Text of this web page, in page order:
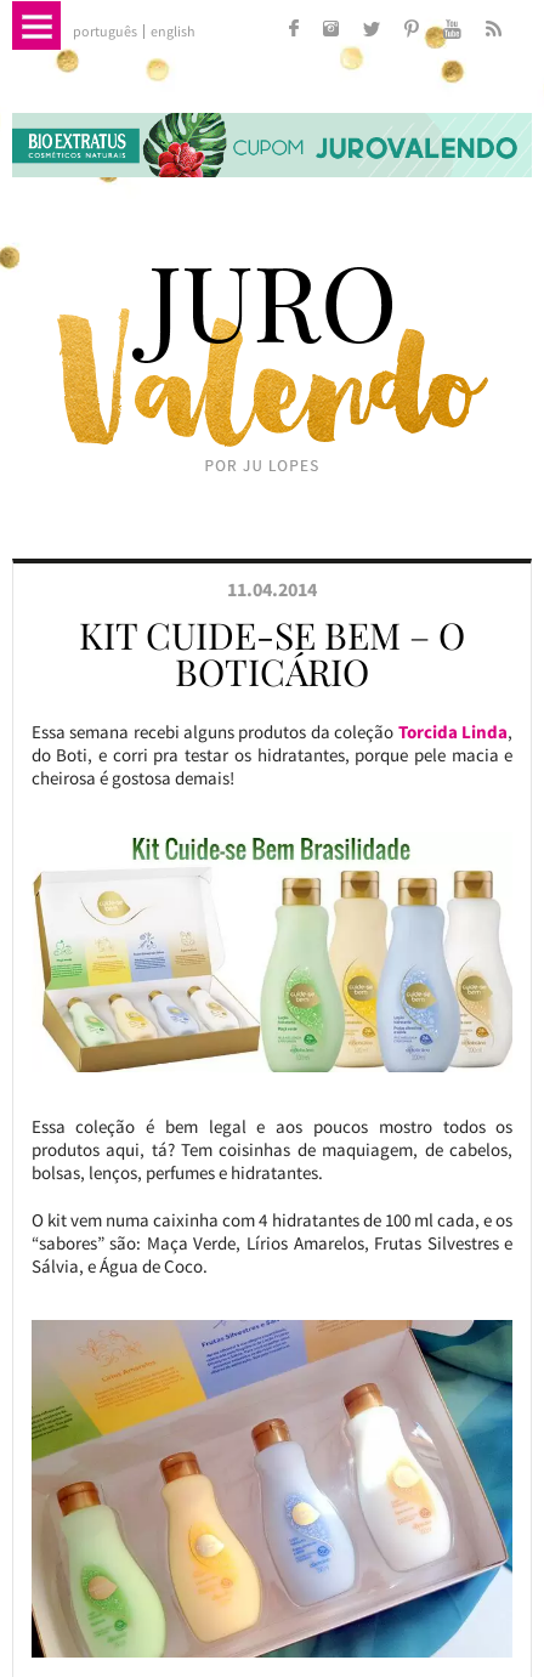
português english
11.04.2014
KIT CUIDE-SE BEM – O
BOTICÁRIO
Essa semana recebi alguns produtos da coleção Torcida Linda,
do Boti, e corri pra testar os hidratantes, porque pele macia e
cheirosa é gostosa demais!
Essa coleção é bem legal e aos poucos mostro todos os
produtos aqui, tá? Tem coisinhas de maquiagem, de cabelos,
bolsas, lenços, perfumes e hidratantes.
O kit vem numa caixinha com 4 hidratantes de 100 ml cada, e os
“sabores” são: Maça Verde, Lírios Amarelos, Frutas Silvestres e
Sálvia, e Água de Coco.